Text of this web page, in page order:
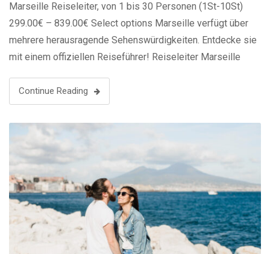
Marseille Reiseleiter, von 1 bis 30 Personen (1St-10St)
299.00€ – 839.00€ Select options Marseille verfügt über
mehrere herausragende Sehenswürdigkeiten. Entdecke sie
mit einem offiziellen Reiseführer! Reiseleiter Marseille
Notre-Dame de la Garde Der Alte Hafen und das Viertel Le
Panier Der …
Continue Reading